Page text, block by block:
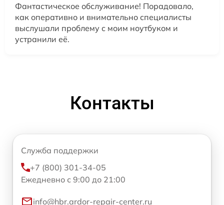
Фантастическое обслуживание! Порадовало,
как оперативно и внимательно специалисты
выслушали проблему с моим ноутбуком и
устранили её.
Контакты
Служба поддержки
+7 (800) 301-34-05
Ежедневно с 9:00 до 21:00
info@hbr.ardor-repair-center.ru